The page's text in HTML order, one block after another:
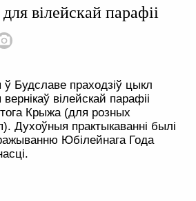
вілейскай парафіі
ў Будславе праходзіў цыкл
вілейскай парафіі
Крыжа (для розных
Духоўныя практыкаванні былі
Юбілейнага Года